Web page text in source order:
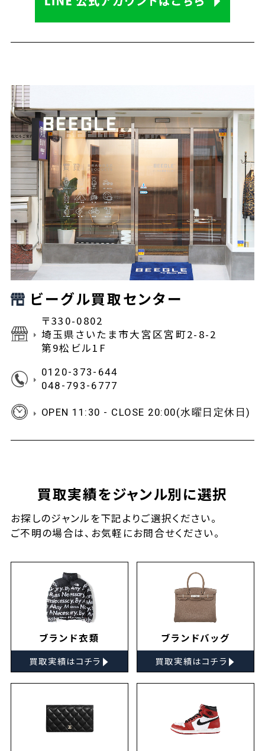
ビーグル買取センター
〒330-0802
埼玉県さいたま市大宮区宮町2-8-2
第9松ビル1F
0120-373-644
048-793-6777
OPEN 11:30 - CLOSE 20:00(水曜日定休日)
買取実績をジャンル別に選択
お探しのジャンルを下記よりご選択ください。
ご不明の場合は、お気軽にお問合せください。
ブランド衣類
買取実績はコチラ ▸
ブランドバッグ
買取実績はコチラ ▸